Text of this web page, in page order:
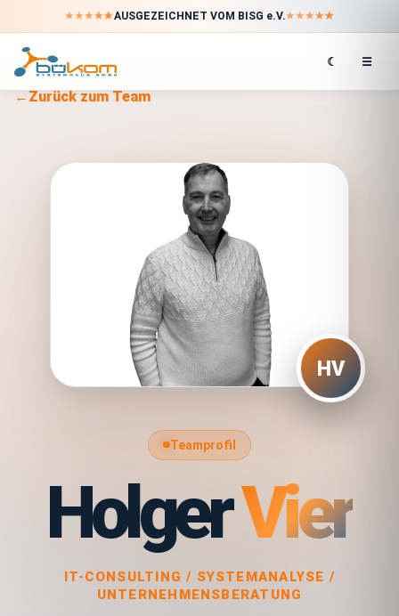
★★★★★AUSGEZEICHNET VOM BISG e.V.★★★★★
☾ ☰
← Zurück zum Team
HV
Teamprofil
HolgerVier
IT-CONSULTING / SYSTEMANALYSE /
UNTERNEHMENSBERATUNG